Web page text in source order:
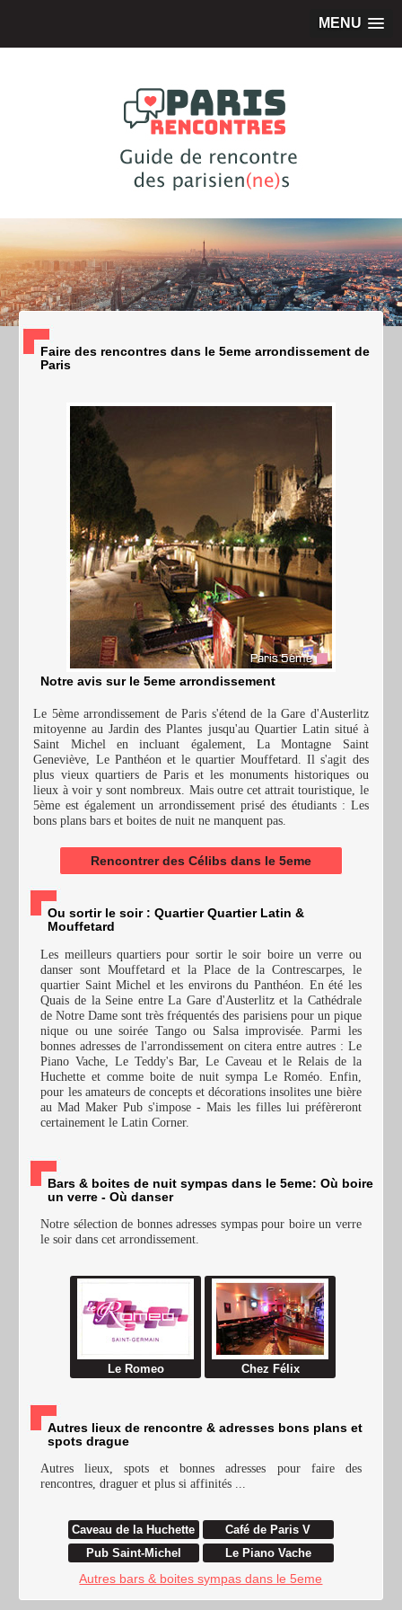
MENU
Faire des rencontres dans le 5eme arrondissement de
Paris
Notre avis sur le 5eme arrondissement
Le 5ème arrondissement de Paris s'étend de la Gare d'Austerlitz
mitoyenne au Jardin des Plantes jusqu'au Quartier Latin situé à
Saint Michel en incluant également, La Montagne Saint
Geneviève, Le Panthéon et le quartier Mouffetard. Il s'agit des
plus vieux quartiers de Paris et les monuments historiques ou
lieux à voir y sont nombreux. Mais outre cet attrait touristique, le
5ème est également un arrondissement prisé des étudiants : Les
bons plans bars et boites de nuit ne manquent pas.
Rencontrer des Célibs dans le 5eme
Ou sortir le soir : Quartier Quartier Latin &
Mouffetard
Les meilleurs quartiers pour sortir le soir boire un verre ou
danser sont Mouffetard et la Place de la Contrescarpes, le
quartier Saint Michel et les environs du Panthéon. En été les
Quais de la Seine entre La Gare d'Austerlitz et la Cathédrale
de Notre Dame sont très fréquentés des parisiens pour un pique
nique ou une soirée Tango ou Salsa improvisée. Parmi les
bonnes adresses de l'arrondissement on citera entre autres : Le
Piano Vache, Le Teddy's Bar, Le Caveau et le Relais de la
Huchette et comme boite de nuit sympa Le Roméo. Enfin,
pour les amateurs de concepts et décorations insolites une bière
au Mad Maker Pub s'impose - Mais les filles lui préfèreront
certainement le Latin Corner.
Bars & boites de nuit sympas dans le 5eme: Où boire
un verre - Où danser
Notre sélection de bonnes adresses sympas pour boire un verre
le soir dans cet arrondissement.
Le Romeo Chez Félix
Autres lieux de rencontre & adresses bons plans et
spots drague
Autres lieux, spots et bonnes adresses pour faire des
rencontres, draguer et plus si affinités ...
Caveau de la Huchette
Café de Paris V
Pub Saint-Michel
Le Piano Vache
Autres bars & boites sympas dans le 5eme